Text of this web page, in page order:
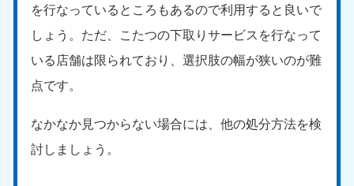
を行なっているところもあるので利用すると良いで
しょう。ただ、こたつの下取りサービスを行なって
いる店舗は限られており、選択肢の幅が狭いのが難
点です。
なかなか見つからない場合には、他の処分方法を検
討しましょう。